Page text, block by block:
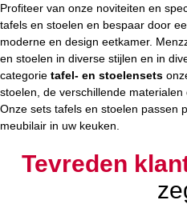
Profiteer van onze noviteiten en
tafels en stoelen en bespaar door
moderne en design eetkamer.
en stoelen in diverse stijlen en in
categorie tafel- en stoelensets
stoelen, de verschillende materialen
Onze sets tafels en stoelen passen
meubilair in uw keuken.
Tevreden